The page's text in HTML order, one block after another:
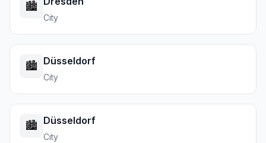
🏙️
City
🏙️ Düsseldorf
City
🏙️ Düsseldorf
City